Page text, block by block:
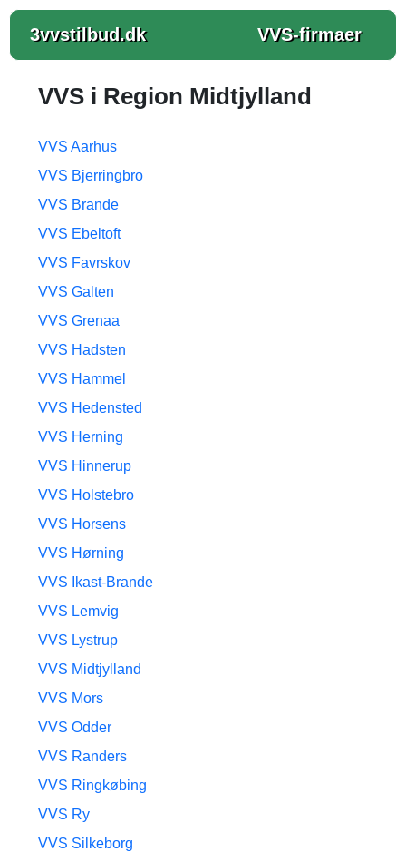
3vvstilbud.dk VVS-firmaer
VVS i Region Midtjylland
VVS Aarhus
VVS Bjerringbro
VVS Brande
VVS Ebeltoft
VVS Favrskov
VVS Galten
VVS Grenaa
VVS Hadsten
VVS Hammel
VVS Hedensted
VVS Herning
VVS Hinnerup
VVS Holstebro
VVS Horsens
VVS Hørning
VVS Ikast-Brande
VVS Lemvig
VVS Lystrup
VVS Midtjylland
VVS Mors
VVS Odder
VVS Randers
VVS Ringkøbing
VVS Ry
VVS Silkeborg